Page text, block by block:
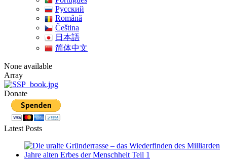
Pусский
Română
Čeština
日本語
简体中文
None available
Array
Donate
Latest Posts